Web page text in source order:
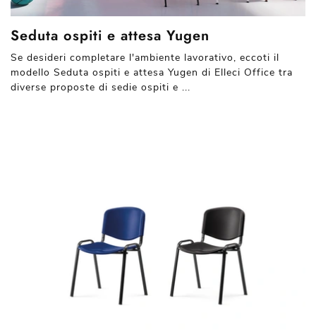
Seduta ospiti e attesa Yugen
Se desideri completare l'ambiente lavorativo, eccoti il
modello Seduta ospiti e attesa Yugen di Elleci Office tra
diverse proposte di sedie ospiti e ...